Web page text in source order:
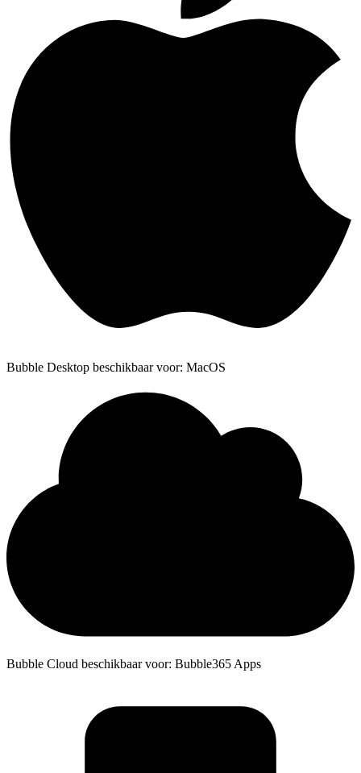
Bubble Desktop beschikbaar voor: MacOS
Bubble Cloud beschikbaar voor: Bubble365 Apps